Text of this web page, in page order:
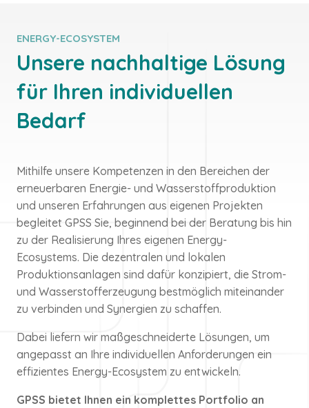
ENERGY-ECOSYSTEM
Unsere nachhaltige Lösung
für Ihren individuellen
Bedarf
Mithilfe unsere Kompetenzen in den Bereichen der
erneuerbaren Energie- und Wasserstoffproduktion
und unseren Erfahrungen aus eigenen Projekten
begleitet GPSS Sie, beginnend bei der Beratung bis hin
zu der Realisierung Ihres eigenen Energy-
Ecosystems. Die dezentralen und lokalen
Produktionsanlagen sind dafür konzipiert, die Strom-
und Wasserstofferzeugung bestmöglich miteinander
zu verbinden und Synergien zu schaffen.
Dabei liefern wir maßgeschneiderte Lösungen, um
angepasst an Ihre individuellen Anforderungen ein
effizientes Energy-Ecosystem zu entwickeln.
GPSS bietet Ihnen ein komplettes Portfolio an